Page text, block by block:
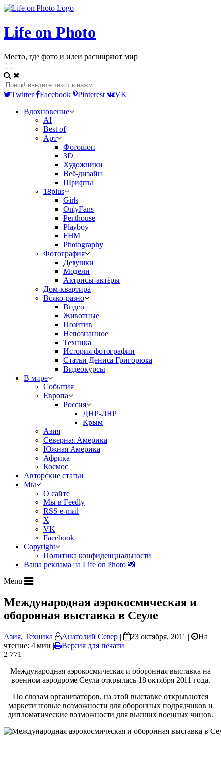
Life on Photo
Место, где фото и идеи расширяют мир
Twitter Facebook Pinterest
VK
Вдохновение
AI
Best of
Арт
Фотошоп
3D
Художники
Веб-дизайн
Шрифты
18plus
Girls
OnlyFans
Penthouse
Playboy
FHM
Photography
Фотография
Девушки
Модели
Актрисы-актёры
Дом-квартира
Всяко-разно
Видео
Животные
Позитив
Непознанное
Техника
История фотографии
Статьи Дениса Григорюка
Видеокурсы
В мире
События
Европа
Россия
ДНР-ЛНР
Крым
Азия
Северная Америка
Южная Америка
Африка
Космос
Авторские статьи
Мы
О сайте
Мы в Feedly
RSS e-mail
X
VK
Facebook
Copyright
Политика конфиденциальности
Ваша реклама на Life on Photo 📸
Menu
Международная аэрокосмическая и
оборонная выставка в Сеуле
Азия, Техника Анатолий Север | 23 октября, 2011 |
На
чтение: 4 мин |
Версия для печати
2 771
Международная аэрокосмическая и оборонная выставка на
военном аэродроме Сеула открылась 18 октября 2011 года.
По словам организаторов, на этой выставке открываются
маркетинговые возможности для оборонных подрядчиков и
дипломатические возможности для высших военных чинов.